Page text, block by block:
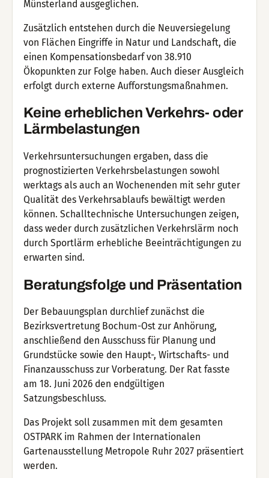
Münsterland ausgeglichen.
Zusätzlich entstehen durch die Neuversiegelung
von Flächen Eingriffe in Natur und Landschaft, die
einen Kompensationsbedarf von 38.910
Ökopunkten zur Folge haben. Auch dieser Ausgleich
erfolgt durch externe Aufforstungsmaßnahmen.
Keine erheblichen Verkehrs- oder
Lärmbelastungen
Verkehrsuntersuchungen ergaben, dass die
prognostizierten Verkehrsbelastungen sowohl
werktags als auch an Wochenenden mit sehr guter
Qualität des Verkehrsablaufs bewältigt werden
können. Schalltechnische Untersuchungen zeigen,
dass weder durch zusätzlichen Verkehrslärm noch
durch Sportlärm erhebliche Beeinträchtigungen zu
erwarten sind.
Beratungsfolge und Präsentation
Der Bebauungsplan durchlief zunächst die
Bezirksvertretung Bochum-Ost zur Anhörung,
anschließend den Ausschuss für Planung und
Grundstücke sowie den Haupt-, Wirtschafts- und
Finanzausschuss zur Vorberatung. Der Rat fasste
am 18. Juni 2026 den endgültigen
Satzungsbeschluss.
Das Projekt soll zusammen mit dem gesamten
OSTPARK im Rahmen der Internationalen
Gartenausstellung Metropole Ruhr 2027 präsentiert
werden.